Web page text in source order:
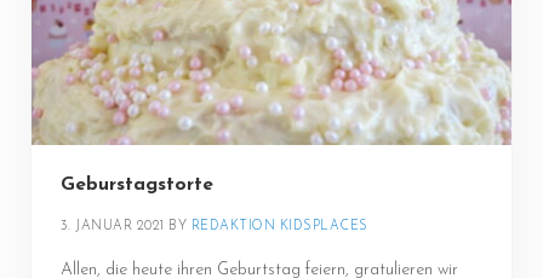
Geburstagstorte
3. JANUAR 2021 BY REDAKTION KIDSPLACES
Allen, die heute ihren Geburtstag feiern, gratulieren wir